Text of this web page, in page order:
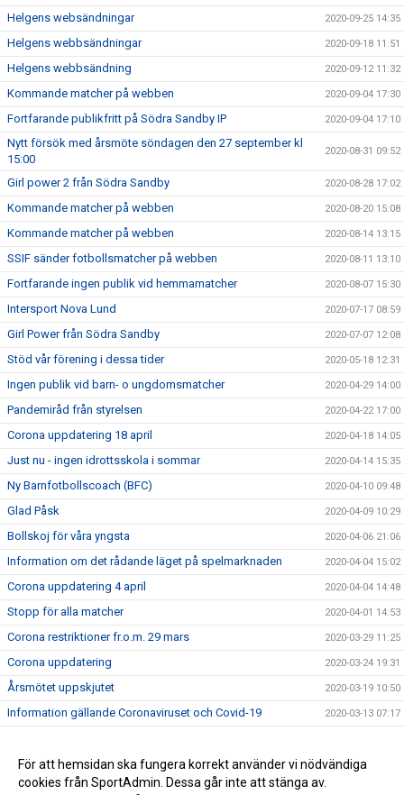
Helgens websändningar 2020-09-25 14:35
Helgens webbsändningar 2020-09-18 11:51
Helgens webbsändning 2020-09-12 11:32
Kommande matcher på webben 2020-09-04 17:30
Fortfarande publikfritt på Södra Sandby IP 2020-09-04 17:10
Nytt försök med årsmöte söndagen den 27 september kl
15:00
2020-08-31 09:52
Girl power 2 från Södra Sandby 2020-08-28 17:02
Kommande matcher på webben 2020-08-20 15:08
Kommande matcher på webben 2020-08-14 13:15
SSIF sänder fotbollsmatcher på webben 2020-08-11 13:10
Fortfarande ingen publik vid hemmamatcher 2020-08-07 15:30
Intersport Nova Lund 2020-07-17 08:59
Girl Power från Södra Sandby 2020-07-07 12:08
Stöd vår förening i dessa tider 2020-05-18 12:31
Ingen publik vid barn- o ungdomsmatcher 2020-04-29 14:00
Pandemiråd från styrelsen 2020-04-22 17:00
Corona uppdatering 18 april 2020-04-18 14:05
Just nu - ingen idrottsskola i sommar 2020-04-14 15:35
Ny Barnfotbollscoach (BFC) 2020-04-10 09:48
Glad Påsk 2020-04-09 10:29
Bollskoj för våra yngsta 2020-04-06 21:06
Information om det rådande läget på spelmarknaden 2020-04-04 15:02
Corona uppdatering 4 april 2020-04-04 14:48
Stopp för alla matcher 2020-04-01 14:53
Corona restriktioner fr.o.m. 29 mars 2020-03-29 11:25
Corona uppdatering 2020-03-24 19:31
Årsmötet uppskjutet 2020-03-19 10:50
Information gällande Coronaviruset och Covid-19 2020-03-13 07:17
Huvudtränare för våra damer 2020-02-14 13:27
Ny Hemsida 2020-01-30 20:55
För att hemsidan ska fungera korrekt använder vi nödvändiga
cookies från SportAdmin. Dessa går inte att stänga av.